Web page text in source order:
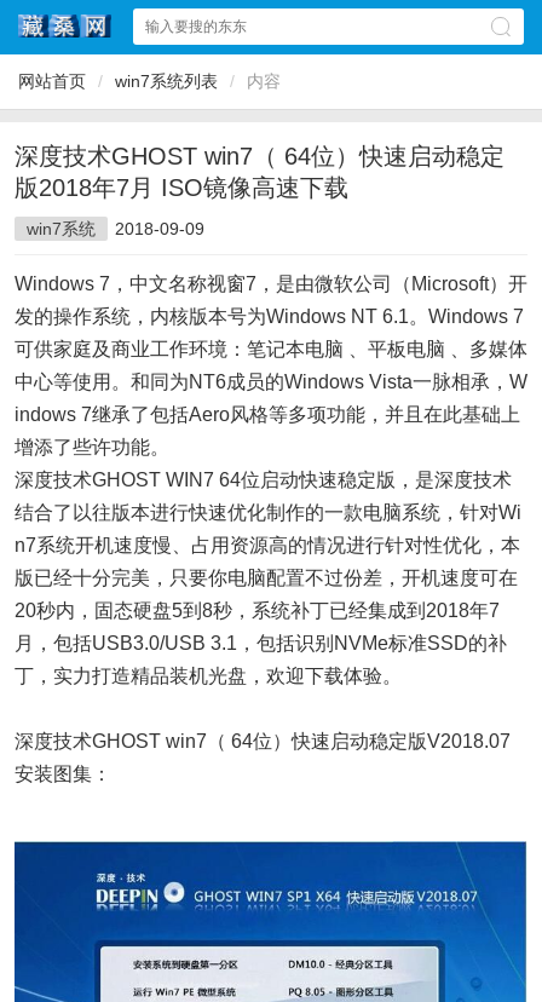
网站首页 / win7系统列表 / 内容
深度技术GHOST win7（ 64位）快速启动稳定
版2018年7月 ISO镜像高速下载
win7系统 2018-09-09
Windows 7，中文名称视窗7，是由微软公司（Microsoft）开
发的操作系统，内核版本号为Windows NT 6.1。Windows 7
可供家庭及商业工作环境：笔记本电脑 、平板电脑 、多媒体
中心等使用。和同为NT6成员的Windows Vista一脉相承，W
indows 7继承了包括Aero风格等多项功能，并且在此基础上
增添了些许功能。
深度技术GHOST WIN7 64位启动快速稳定版，是深度技术
结合了以往版本进行快速优化制作的一款电脑系统，针对Wi
n7系统开机速度慢、占用资源高的情况进行针对性优化，本
版已经十分完美，只要你电脑配置不过份差，开机速度可在
20秒内，固态硬盘5到8秒，系统补丁已经集成到2018年7
月，包括USB3.0/USB 3.1，包括识别NVMe标准SSD的补
丁，实力打造精品装机光盘，欢迎下载体验。
深度技术GHOST win7（ 64位）快速启动稳定版V2018.07
安装图集：